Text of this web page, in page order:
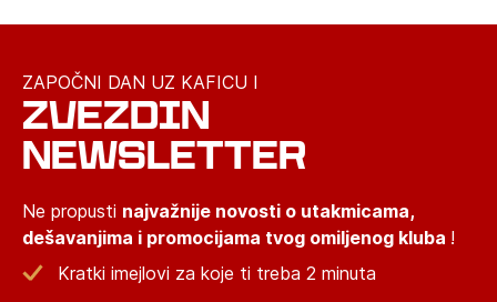
ZAPOČNI DAN UZ KAFICU I
ZVEZDIN
NEWSLETTER
Ne propusti najvažnije novosti o utakmicama,
dešavanjima i promocijama tvog omiljenog kluba !
Kratki imejlovi za koje ti treba 2 minuta